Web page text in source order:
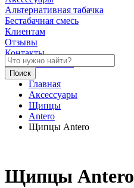
Альтернативная табачка
Бестабачная смесь
Клиентам
Отзывы
Контакты
Личный кабинет
Главная
Аксессуары
Щипцы
Antero
Щипцы Antero
Щипцы Antero